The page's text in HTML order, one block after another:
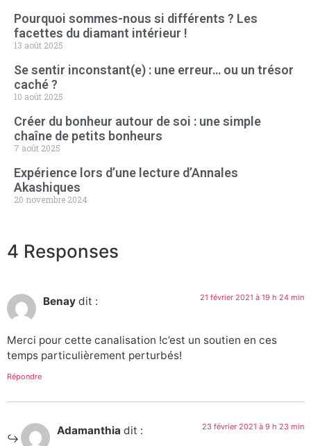
Pourquoi sommes-nous si différents ? Les
facettes du diamant intérieur !
13 août 2025
Se sentir inconstant(e) : une erreur… ou un trésor
caché ?
10 août 2025
Créer du bonheur autour de soi : une simple
chaîne de petits bonheurs
7 août 2025
Expérience lors d’une lecture d’Annales
Akashiques
20 novembre 2024
4 Responses
Benay dit : 21 février 2021 à 19 h 24 min
Merci pour cette canalisation !c’est un soutien en ces
temps particulièrement perturbés!
Répondre
Adamanthia dit : 23 février 2021 à 9 h 23 min